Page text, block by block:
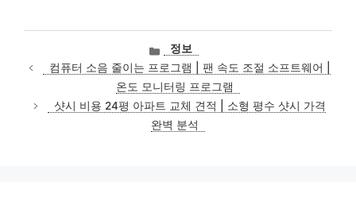
카
테
고
리
정보
컴퓨터 소음 줄이는 프로그램 | 팬 속도 조절 소프트웨어 |
온도 모니터링 프로그램
샷시 비용 24평 아파트 교체 견적 | 소형 평수 샷시 가격
완벽 분석